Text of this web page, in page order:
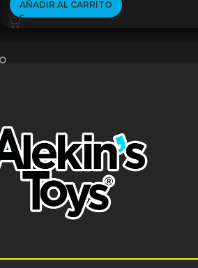
AÑADIR AL CARRITO